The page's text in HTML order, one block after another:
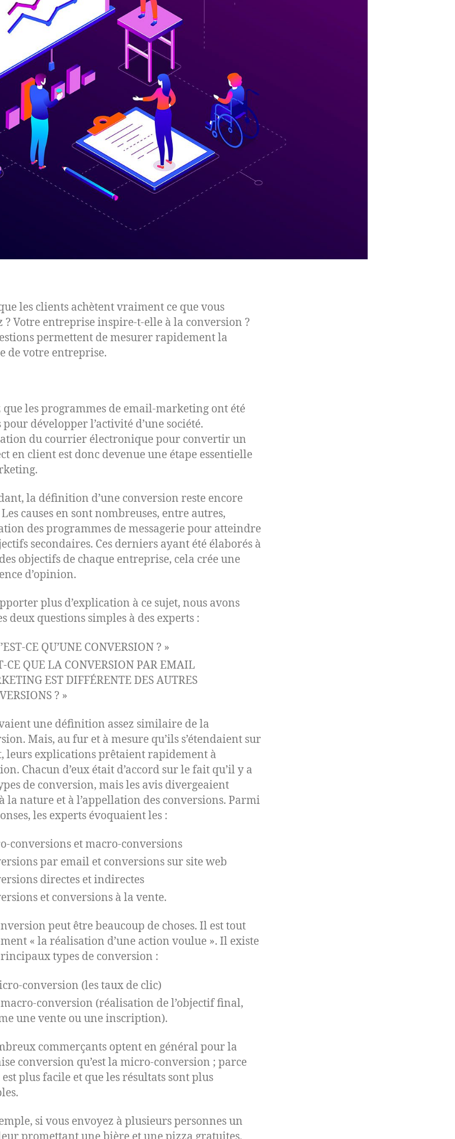
les clients achètent vraiment ce que vous
? Votre entreprise inspire-t-elle à la conversion ?
permettent de mesurer rapidement la
de votre entreprise.
que les programmes de email-marketing ont été
développer l’activité d’une société.
du courrier électronique pour convertir un
en client est donc devenue une étape essentielle
la définition d’une conversion reste encore
causes en sont nombreuses, entre autres,
des programmes de messagerie pour atteindre
secondaires. Ces derniers ayant été élaborés à
objectifs de chaque entreprise, cela crée une
d’opinion.
plus d’explication à ce sujet, nous avons
deux questions simples à des experts :
CE QU’UNE CONVERSION ? »
CE QUE LA CONVERSION PAR EMAIL
EST DIFFÉRENTE DES AUTRES
? »
une définition assez similaire de la
Mais, au fur et à mesure qu’ils s’étendaient sur
leurs explications prêtaient rapidement à
Chacun d’eux était d’accord sur le fait qu’il y a
de conversion, mais les avis divergeaient
la nature et à l’appellation des conversions. Parmi
les experts évoquaient les :
conversions et macro-conversions
par email et conversions sur site web
directes et indirectes
et conversions à la vente.
peut être beaucoup de choses. Il est tout
« la réalisation d’une action voulue ». Il existe
types de conversion :
conversion (les taux de clic)
conversion (réalisation de l’objectif final,
une vente ou une inscription).
commerçants optent en général pour la
conversion qu’est la micro-conversion ; parce
est plus facile et que les résultats sont plus
si vous envoyez à plusieurs personnes un